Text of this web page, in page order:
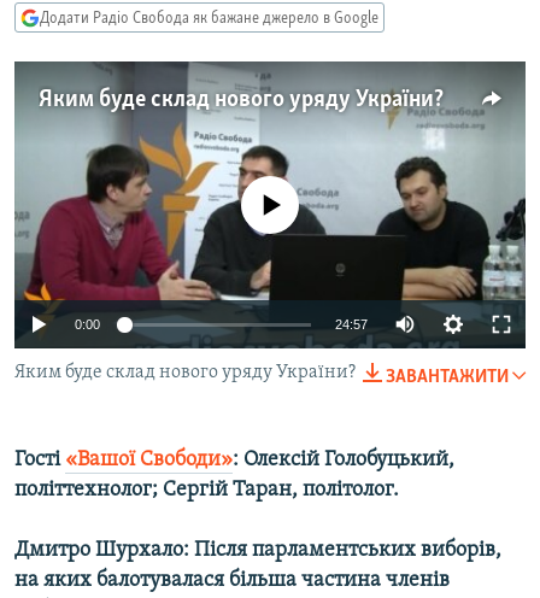
СПОРТ
УКРАЇНА
ТИ ЯК?
КИТАЙ.ВИКЛИКИ
МУЛЬТИМЕДІА
ФОТО
СПЕЦПРОЄКТИ
ПОДКАСТИ
КТАТ
ДОЛУЧАЙСЯ!
Додати Радіо Свобода як бажане джерело в Google
Яким буде склад нового уряду України?
No media source currently available
0:00 24:57
ЗАВАНТАЖИТИ
Яким буде склад нового уряду України?
Гості «Вашої Свободи»: Олексій Голобуцький,
політтехнолог; Сергій Таран, політолог.
Дмитро Шурхало: Після парламентських виборів,
на яких балотувалася більша частина членів